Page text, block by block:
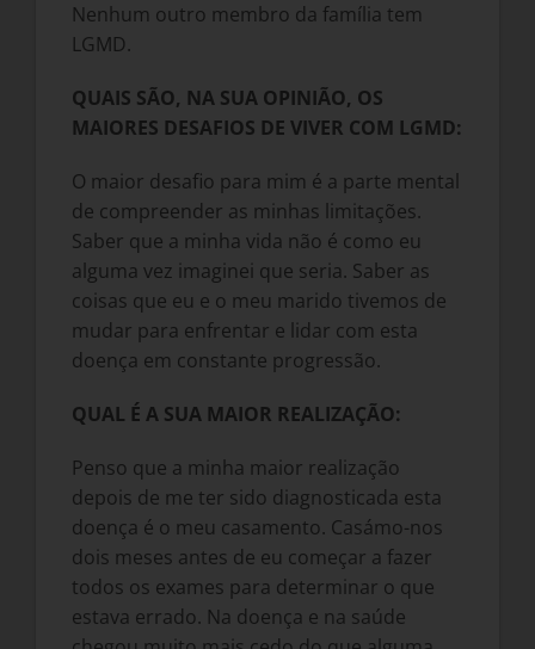
Nenhum outro membro da família tem
LGMD.
QUAIS SÃO, NA SUA OPINIÃO, OS
MAIORES DESAFIOS DE VIVER COM LGMD:
O maior desafio para mim é a parte mental
de compreender as minhas limitações.
Saber que a minha vida não é como eu
alguma vez imaginei que seria. Saber as
coisas que eu e o meu marido tivemos de
mudar para enfrentar e lidar com esta
doença em constante progressão.
QUAL É A SUA MAIOR REALIZAÇÃO:
Penso que a minha maior realização
depois de me ter sido diagnosticada esta
doença é o meu casamento. Casámo-nos
dois meses antes de eu começar a fazer
todos os exames para determinar o que
estava errado. Na doença e na saúde